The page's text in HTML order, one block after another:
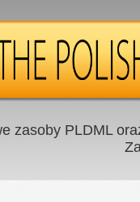
zasoby PLDML